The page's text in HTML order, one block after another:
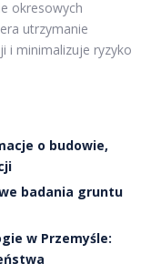
okresowych
utrzymanie
i minimalizuje ryzyko
o budowie,
badania gruntu
w Przemyśle: